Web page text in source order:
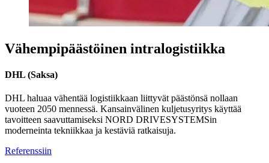
Vähempipäästöinen intralogistiikka
DHL (Saksa)
DHL haluaa vähentää logistiikkaan liittyvät päästönsä nollaan
vuoteen 2050 mennessä. Kansainvälinen kuljetusyritys käyttää
tavoitteen saavuttamiseksi NORD DRIVESYSTEMSin
moderneinta tekniikkaa ja kestäviä ratkaisuja.
Referenssiin